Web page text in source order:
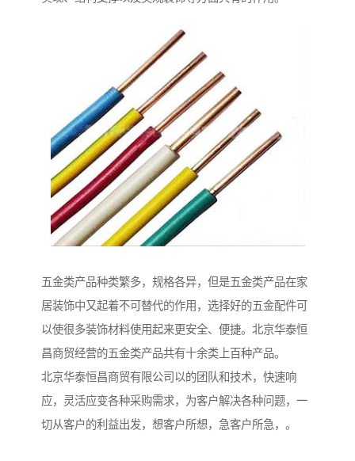
五金类产品种类繁多，规格各异，但是五金类产品在家
居装饰中又起着不可替代的作用，选择好的五金配件可
以使很多装饰材料使用起来更安全、便捷。北京华泰恒
昌商贸经营的五金类产品共有十余类上百种产品。
北京华泰恒昌商贸有限公司以的团队和技术，快速响
应，灵活应变各种采购需求，为客户解决各种问题，一
切从客户的利益出发，想客户所想，急客户所急，。